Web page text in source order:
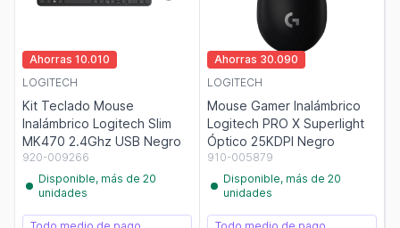
Ahorras 10.010
LOGITECH
Kit Teclado Mouse
Inalámbrico Logitech Slim
MK470 2.4Ghz USB Negro
920-009266
Disponible, más de 20
unidades
Ahorras 30.090
LOGITECH
Mouse Gamer Inalámbrico
Logitech PRO X Superlight
Óptico 25KDPI Negro
910-005879
Disponible, más de 20
unidades